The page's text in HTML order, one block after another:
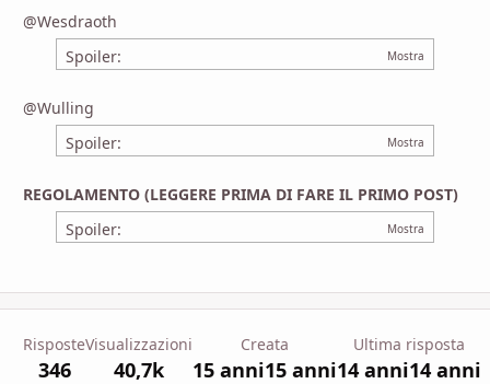
@Wesdraoth
Spoiler:
@Wulling
Spoiler:
REGOLAMENTO (LEGGERE PRIMA DI FARE IL PRIMO POST)
Spoiler:
Risposte
346
Visualizzazioni
40,7k
Creata
15 anni15 anni
Ultima risposta
14 anni14 anni